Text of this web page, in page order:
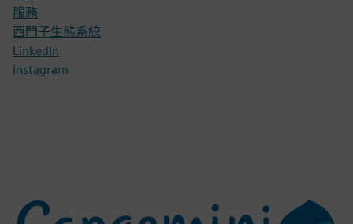
服務
西門子生態系統
LinkedIn
Instagram